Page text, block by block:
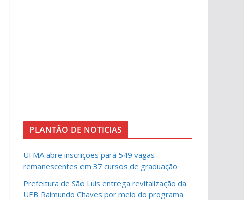
PLANTÃO DE NOTICIAS
UFMA abre inscrições para 549 vagas
remanescentes em 37 cursos de graduação
Prefeitura de São Luís entrega revitalização da
UEB Raimundo Chaves por meio do programa